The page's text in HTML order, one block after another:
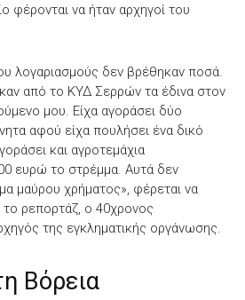
φέρονται να ήταν αρχηγοί του
λογαριασμούς δεν βρέθηκαν ποσά.
από το ΚΥΔ Σερρών τα έδινα στον
μου. Είχα αγοράσει δύο
αφού είχα πουλήσει ένα δικό
και αγροτεμάχια
ευρώ το στρέμμα. Αυτά δεν
μαύρου χρήματος», φέρεται να
ρεπορτάζ, ο 40χρονος
της εγκληματικής οργάνωσης.
Βόρεια